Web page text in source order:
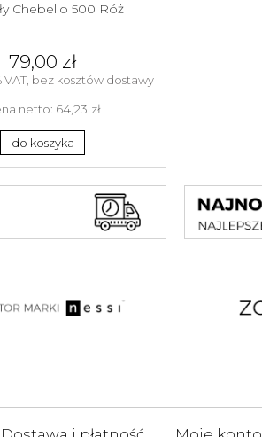
Chebello 500 Róż
79,00 zł
VAT, bez kosztów dostawy
netto: 64,23 zł
do koszyka